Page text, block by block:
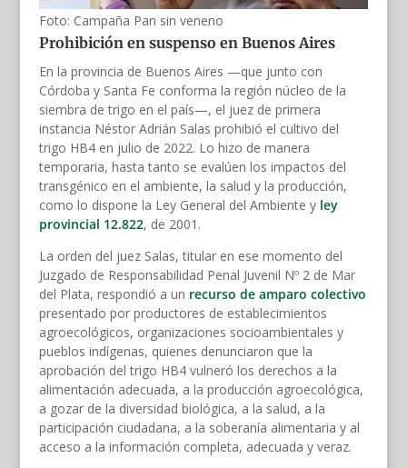
Foto: Campaña Pan sin veneno
Prohibición en suspenso en Buenos Aires
En la provincia de Buenos Aires —que junto con
Córdoba y Santa Fe conforma la región núcleo de la
siembra de trigo en el país—, el juez de primera
instancia Néstor Adrián Salas prohibió el cultivo del
trigo HB4 en julio de 2022. Lo hizo de manera
temporaria, hasta tanto se evalúen los impactos del
transgénico en el ambiente, la salud y la producción,
como lo dispone la Ley General del Ambiente y ley
provincial 12.822, de 2001.
La orden del juez Salas, titular en ese momento del
Juzgado de Responsabilidad Penal Juvenil Nº 2 de Mar
del Plata, respondió a un recurso de amparo colectivo
presentado por productores de establecimientos
agroecológicos, organizaciones socioambientales y
pueblos indígenas, quienes denunciaron que la
aprobación del trigo HB4 vulneró los derechos a la
alimentación adecuada, a la producción agroecológica,
a gozar de la diversidad biológica, a la salud, a la
participación ciudadana, a la soberanía alimentaria y al
acceso a la información completa, adecuada y veraz.